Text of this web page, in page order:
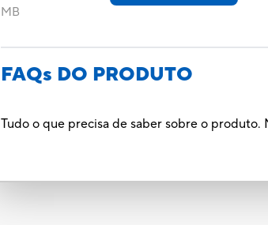
MB
FAQs DO PRODUTO
Tudo o que precisa de saber sobre o produto.